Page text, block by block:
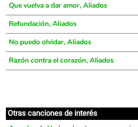
Que vuelva a dar amor, Aliados
Refundación, Aliados
No puedo olvidar, Aliados
Razón contra el corazón, Aliados
Otras canciones de interés